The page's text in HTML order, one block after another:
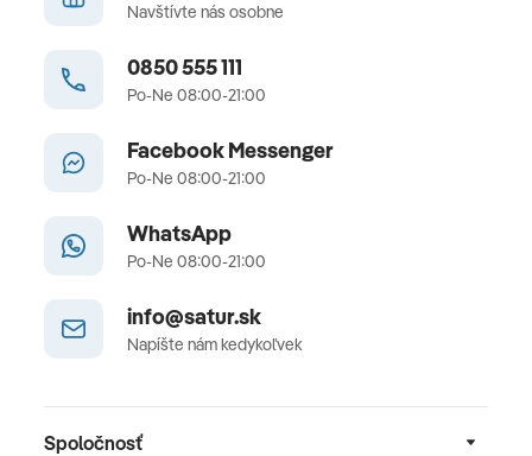
Navštívte nás osobne
0850 555 111
Po-Ne 08:00-21:00
Facebook Messenger
Po-Ne 08:00-21:00
WhatsApp
Po-Ne 08:00-21:00
info@satur.sk
Napíšte nám kedykoľvek
Spoločnosť